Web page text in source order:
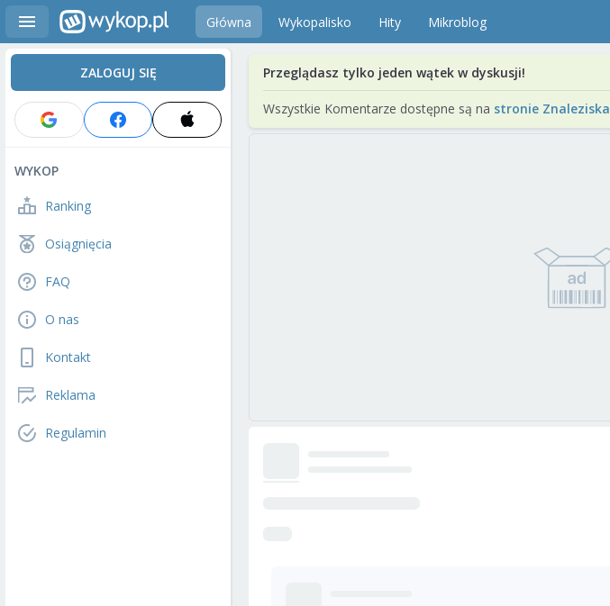
Główna Wykopalisko Hity Mikroblog
ZALOGUJ SIĘ
WYKOP
Ranking
Osiągnięcia
FAQ
O nas
Kontakt
Reklama
Regulamin
Przeglądasz tylko jeden wątek w dyskusji!
Wszystkie Komentarze dostępne są na stronie Znaleziska